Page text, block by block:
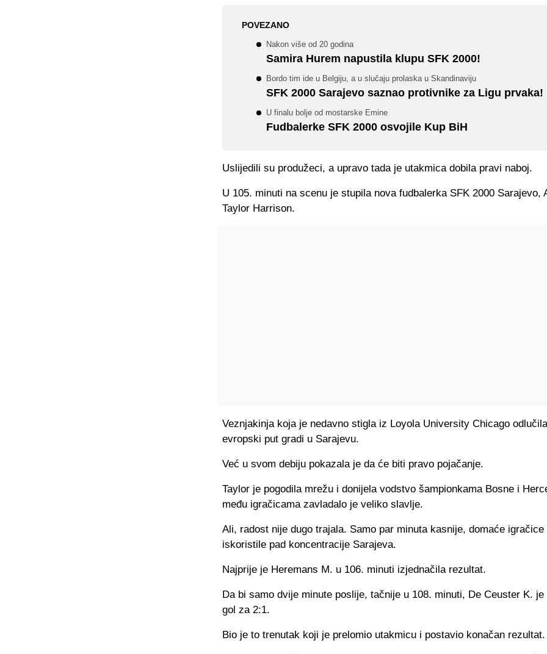
POVEZANO
Nakon više od 20 godina
Samira Hurem napustila klupu SFK 2000!
Bordo tim ide u Belgiju, a u slučaju prolaska u Skandinaviju
SFK 2000 Sarajevo saznao protivnike za Ligu prvaka!
U finalu bolje od mostarske Emine
Fudbalerke SFK 2000 osvojile Kup BiH
Uslijedili su produžeci, a upravo tada je utakmica dobila pravi naboj.
U 105. minuti na scenu je stupila nova fudbalerka SFK 2000 Sarajevo,
Taylor Harrison.
Veznjakinja koja je nedavno stigla iz Loyola University Chicago
evropski put gradi u Sarajevu.
Već u svom debiju pokazala je da će biti pravo pojačanje.
Taylor je pogodila mrežu i donijela vodstvo šampionkama Bosne i
među igračicama zavladalo je veliko slavlje.
Ali, radost nije dugo trajala. Samo par minuta kasnije, domaće igračice
iskoristile pad koncentracije Sarajeva.
Najprije je Heremans M. u 106. minuti izjednačila rezultat.
Da bi samo dvije minute poslije, tačnije u 108. minuti, De Ceuster K. je
gol za 2:1.
Bio je to trenutak koji je prelomio utakmicu i postavio konačan rezultat.